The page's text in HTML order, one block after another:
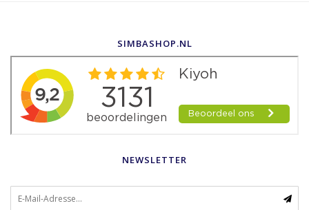
SIMBASHOP.NL
NEWSLETTER